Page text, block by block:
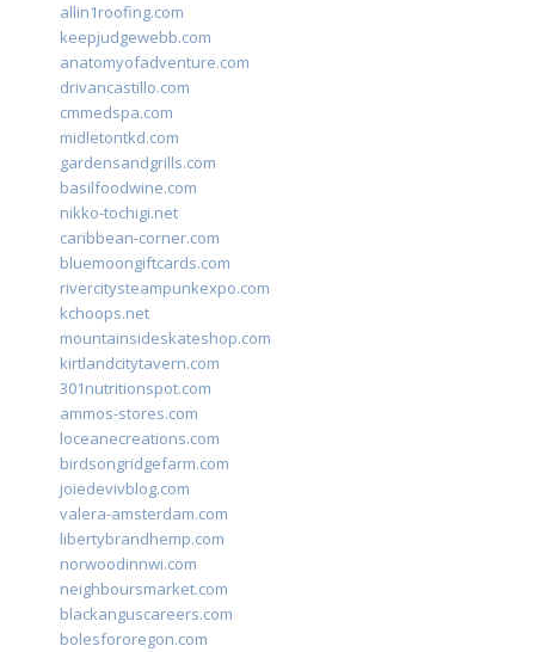
allin1roofing.com
keepjudgewebb.com
anatomyofadventure.com
drivancastillo.com
cmmedspa.com
midletontkd.com
gardensandgrills.com
basilfoodwine.com
nikko-tochigi.net
caribbean-corner.com
bluemoongiftcards.com
rivercitysteampunkexpo.com
kchoops.net
mountainsideskateshop.com
kirtlandcitytavern.com
301nutritionspot.com
ammos-stores.com
loceanecreations.com
birdsongridgefarm.com
joiedevivblog.com
valera-amsterdam.com
libertybrandhemp.com
norwoodinnwi.com
neighboursmarket.com
blackanguscareers.com
bolesfororegon.com